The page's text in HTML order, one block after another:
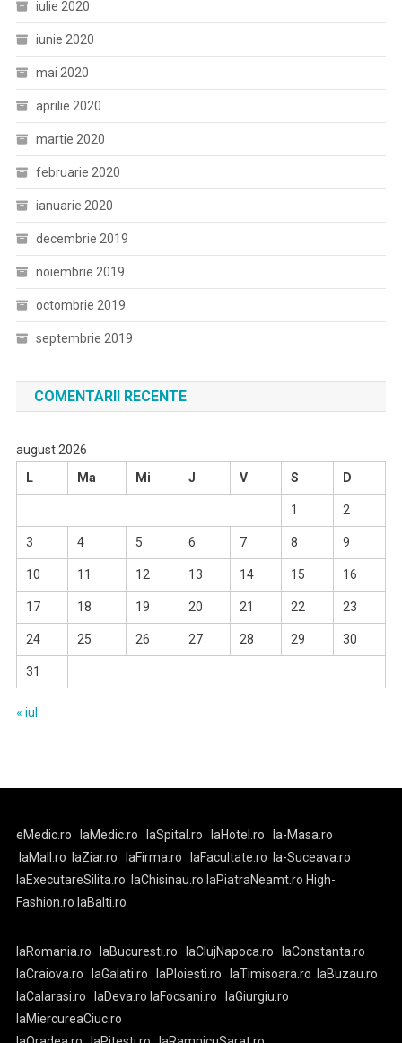
iulie 2020
iunie 2020
mai 2020
aprilie 2020
martie 2020
februarie 2020
ianuarie 2020
decembrie 2019
noiembrie 2019
octombrie 2019
septembrie 2019
COMENTARII RECENTE
august 2026
L
Ma Mi J V S D
1 2
3 4 5 6 7 8 9
10 11 12 13 14 15 16
17 18 19 20 21 22 23
24 25 26 27 28 29 30
31
« iul.
eMedic.ro laMedic.ro laSpital.ro laHotel.ro
la-Masa.ro
laMall.ro
laZiar.ro laFirma.ro laFacultate.ro
la-Suceava.ro
laExecutareSilita.ro
laChisinau.ro laPiatraNeamt.ro High-
Fashion.ro laBalti.ro
laRomania.ro laBucuresti.ro laClujNapoca.ro
laConstanta.ro
laCraiova.ro
laGalati.ro laPloiesti.ro laTimisoara.ro
laBuzau.ro
laCalarasi.ro
laDeva.ro laFocsani.ro
laGiurgiu.ro
laMiercureaCiuc.ro